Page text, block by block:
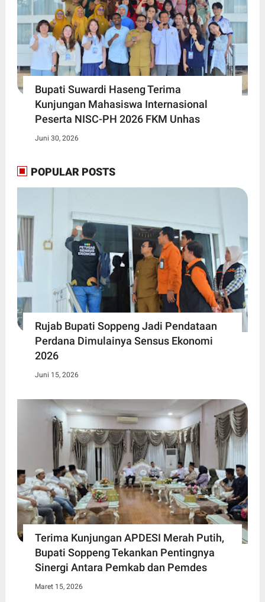
Bupati Suwardi Haseng Terima
Kunjungan Mahasiswa Internasional
Peserta NISC-PH 2026 FKM Unhas
Juni 30, 2026
POPULAR POSTS
Rujab Bupati Soppeng Jadi Pendataan
Perdana Dimulainya Sensus Ekonomi
2026
Juni 15, 2026
Terima Kunjungan APDESI Merah Putih,
Bupati Soppeng Tekankan Pentingnya
Sinergi Antara Pemkab dan Pemdes
Maret 15, 2026